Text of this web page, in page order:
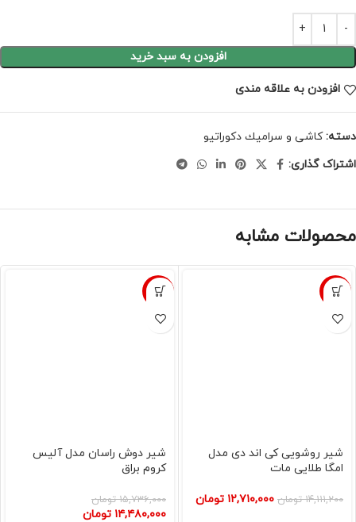
افزودن به سبد خرید
افزودن به علاقه مندی
دسته: كاشى و سراميك دكوراتيو
اشتراک گذاری:
محصولات مشابه
-10%
شیر روشویی کی اند دی مدل
امگا طلایی مات
۱۴,۱۱۱,۲۰۰ تومان ۱۲,۷۱۰,۰۰۰ تومان
-8%
شیر دوش راسان مدل آلیس
کروم براق
۱۵,۷۳۶,۰۰۰ تومان
۱۴,۴۸۰,۰۰۰ تومان